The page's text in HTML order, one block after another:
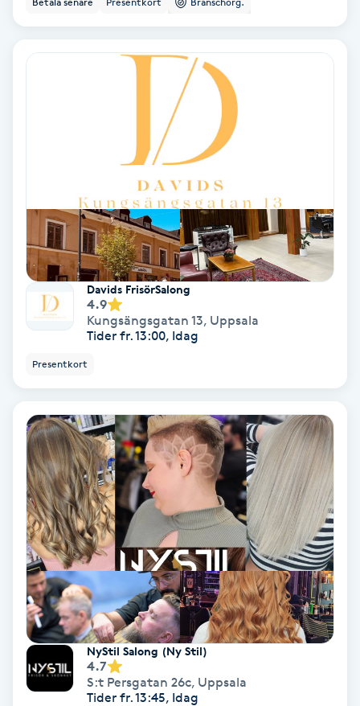
Barber
Barnklippning
Brynformning
Brynfärgning
Brynplockning
Bröllopsuppsättning
Celluliter
Coachning
Davids FrisörSalong
4.9
Kungsängsgatan 13, Uppsala
Tider fr. 13:00, Idag
Presentkort
NyStil Salong (Ny Stil)
4.7
S:t Persgatan 26c, Uppsala
Tider fr. 13:45, Idag